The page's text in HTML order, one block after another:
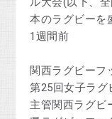
本のラグビーを
1週間前
関西ラグビーフ
第25回女子ラグ
主管関西ラグビ